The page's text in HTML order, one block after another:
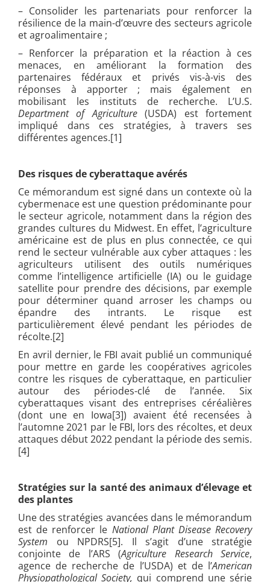
– Consolider les partenariats pour renforcer la
résilience de la main-d’œuvre des secteurs agricole
et agroalimentaire ;
– Renforcer la préparation et la réaction à ces
menaces, en améliorant la formation des
partenaires fédéraux et privés vis-à-vis des
réponses à apporter ; mais également en
mobilisant les instituts de recherche. L’U.S.
Department of Agriculture(USDA) est fortement
impliqué dans ces stratégies, à travers ses
différentes agences.[1]
Des risques de cyberattaque avérés
Ce mémorandum est signé dans un contexte où la
cybermenace est une question prédominante pour
le secteur agricole, notamment dans la région des
grandes cultures du Midwest. En effet, l’agriculture
américaine est de plus en plus connectée, ce qui
rend le secteur vulnérable aux cyber attaques : les
agriculteurs utilisent des outils numériques
comme l’intelligence artificielle (IA) ou le guidage
satellite pour prendre des décisions, par exemple
pour déterminer quand arroser les champs ou
épandre des intrants. Le risque est
particulièrement élevé pendant les périodes de
récolte.[2]
En avril dernier, le FBI avait publié un communiqué
pour mettre en garde les coopératives agricoles
contre les risques de cyberattaque, en particulier
autour des périodes-clé de l’année. Six
cyberattaques visant des entreprises céréalières
(dont une en Iowa[3]) avaient été recensées à
l’automne 2021 par le FBI, lors des récoltes, et deux
attaques début 2022 pendant la période des semis.
[4]
Stratégies sur la santé des animaux d’élevage et
des plantes
Une des stratégies avancées dans le mémorandum
est de renforcer le National Plant Disease Recovery
System ou NPDRS[5]. Il s’agit d’une stratégie
conjointe de l’ARS (Agriculture Research Service,
agence de recherche de l’USDA) et de l’American
Physiopathological Society, qui comprend une série